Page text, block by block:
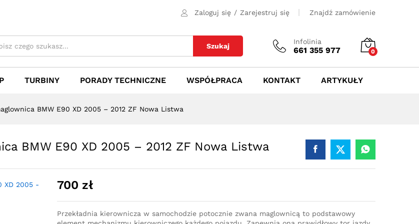
Zaloguj się / Zarejestruj się Znajdź zamówienie
Szukaj
Infolinia
661 355 977 0
TURBINY PORADY TECHNICZNE WSPÓŁPRACA KONTAKT ARTYKUŁY
BMW E90 XD 2005 – 2012 ZF Nowa Listwa
BMW E90 XD 2005 – 2012 ZF Nowa Listwa
700 zł
Przekładnia kierownicza w samochodzie potocznie zwana maglownicą to podstawowy
BMW E90 XD 2005 - 2012 ZF Nowa
700zł Dodaj do koszyka